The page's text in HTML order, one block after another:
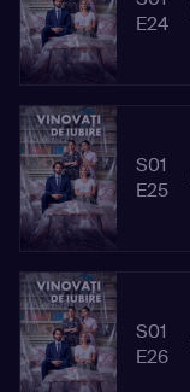
E24
S01
E25
S01
E26